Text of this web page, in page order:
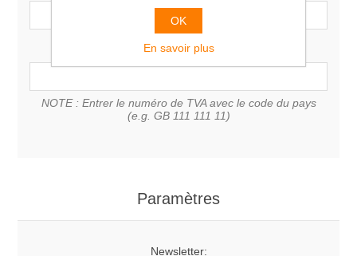
Numéro de TVA:
NOTE : Entrer le numéro de TVA avec le code du pays
(e.g. GB 111 111 11)
Paramètres
Newsletter:
OK
En savoir plus